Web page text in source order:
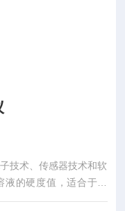
技术、传感器技术和软
的硬度值，适合于学
现场使用，如饮用水，